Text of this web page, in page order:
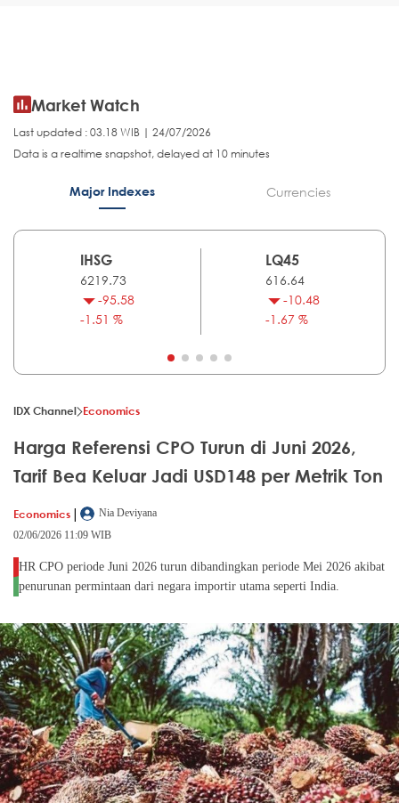
Market Watch
Last updated : 03.18 WIB | 24/07/2026
Data is a realtime snapshot, delayed at 10 minutes
Major Indexes Currencies
IHSG
6219.73
-95.58
-1.51 %
LQ45
616.64
-10.48
-1.67 %
IDX Channel Economics
Harga Referensi CPO Turun di Juni 2026,
Tarif Bea Keluar Jadi USD148 per Metrik Ton
Economics |
Nia Deviyana
02/06/2026 11:09 WIB
HR CPO periode Juni 2026 turun dibandingkan periode Mei 2026 akibat
penurunan permintaan dari negara importir utama seperti India.